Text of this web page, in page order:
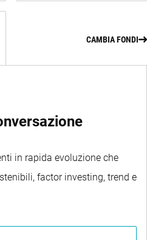
CAMBIA FONDI
in rapida evoluzione che
factor investing, trend e